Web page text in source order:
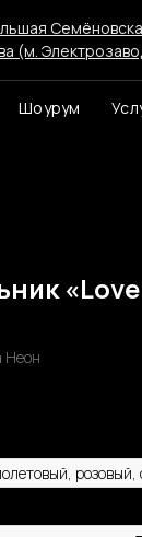
(м.
Шоурум
Неон